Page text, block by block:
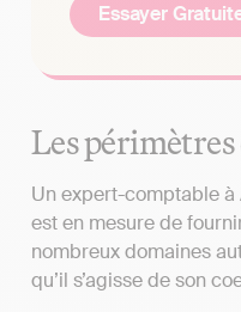
Essayer
Les
Un expert-comptable
est en mesure de
nombreux domaines
qu’il s’agisse de son